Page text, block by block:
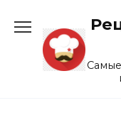
содержанию